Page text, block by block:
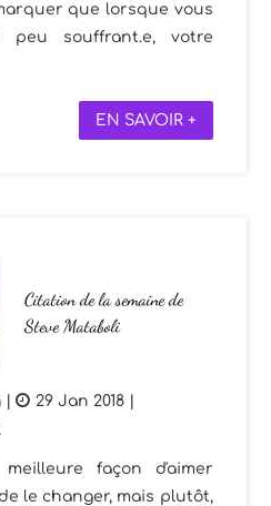
que lorsque vous
souffrant.e, votre
EN SAVOIR +
Citation de la semaine de
Steve Mataboli
| 29 Jan 2018 |
façon d'aimer
le changer, mais plutôt,